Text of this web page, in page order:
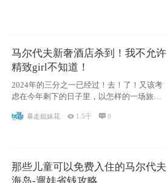
马尔代夫新奢酒店杀到！我不允许
精致girl不知道！
2024年的三分之一已经过！去！了！又该考
虑在今年剩下的日子里，以怎样的一场旅行
暴走姐妹花  1.5千 0
那些儿童可以免费入住的马尔代夫